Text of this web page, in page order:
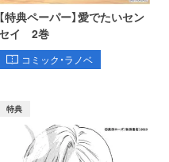
【特典ペーパー】愛でたいセン
イ 2巻
コミック・ラノベ
特典